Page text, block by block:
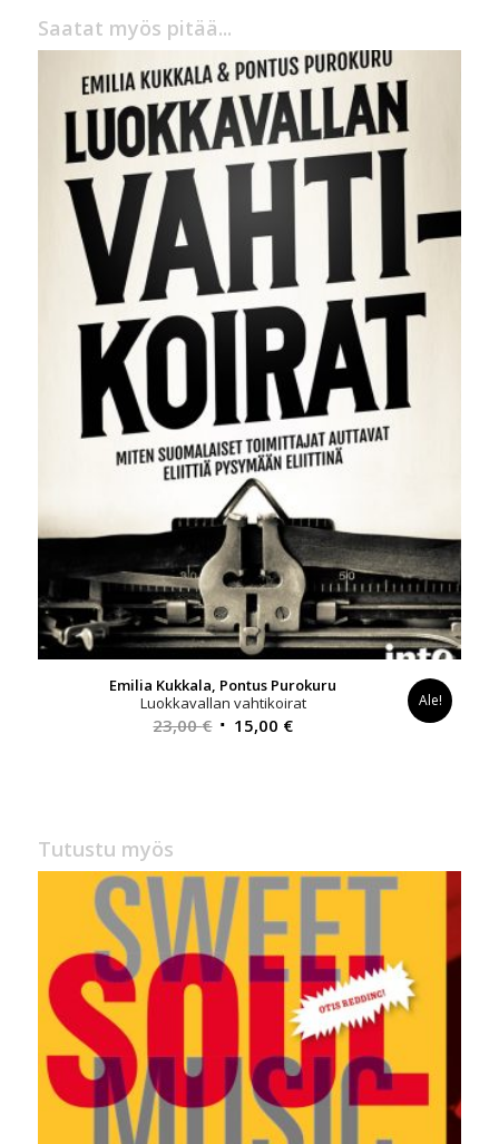
Saatat myös pitää...
Emilia Kukkala, Pontus Purokuru
Luokkavallan vahtikoirat
23,00€ Alkuperäinen
15,00 €Nykyinen
Ale!
Tutustu myös